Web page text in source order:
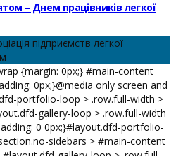
– Днем працівників легкої
підприємств легкої
{margin: 0px;} #main-content
0px;}@media only screen and
portfolio-loop > .row.full-width >
gallery-loop > .row.full-width
0 0px;}#layout.dfd-portfolio-
sidebars > #main-content